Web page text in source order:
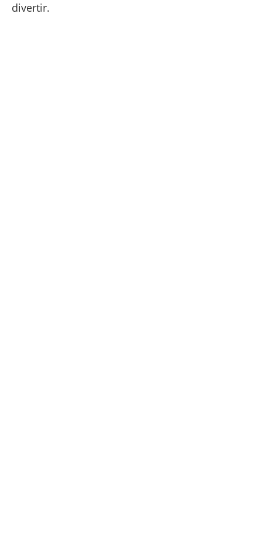
divertir.